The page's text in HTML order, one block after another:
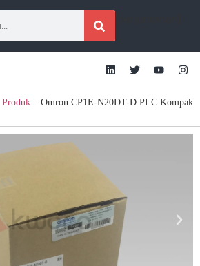
Produk – Omron CP1E-N20DT-D PLC Kompak